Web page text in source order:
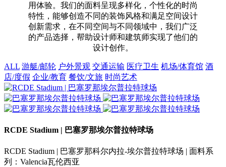
用体验。我们的面料呈现多样化，个性化的时尚
特性，能够创造不同的装饰风格和满足空间设计
创新需求，在不同空间与不同领域中，我们广泛
的产品选择，帮助设计师和建筑师实现了他们的
设计创作。
ALL 游艇/邮轮 户外景观 交通运输 医疗卫生 机场/体育馆 酒
店/度假 企业/教育 餐饮/文旅 时尚艺术
RCDE Stadium | 巴塞罗那埃尔普拉特球场
RCDE Stadium | 巴塞罗那科尔内拉-埃尔普拉特球场 | 面料系
列：Valencia瓦伦西亚